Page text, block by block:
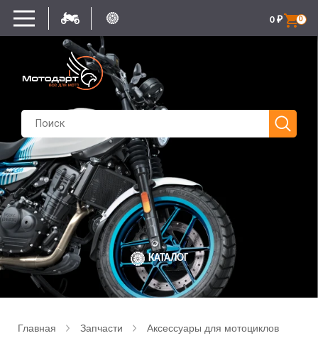
0
0 ₽
КАТАЛОГ
Главная Запчасти Аксессуары для мотоциклов